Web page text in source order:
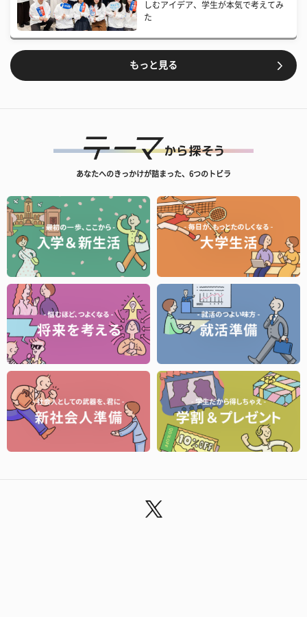
しむアイデア、学生が本気で考えてみ
た
もっと見る
あなたへのきっかけが詰まった、6つのトビラ